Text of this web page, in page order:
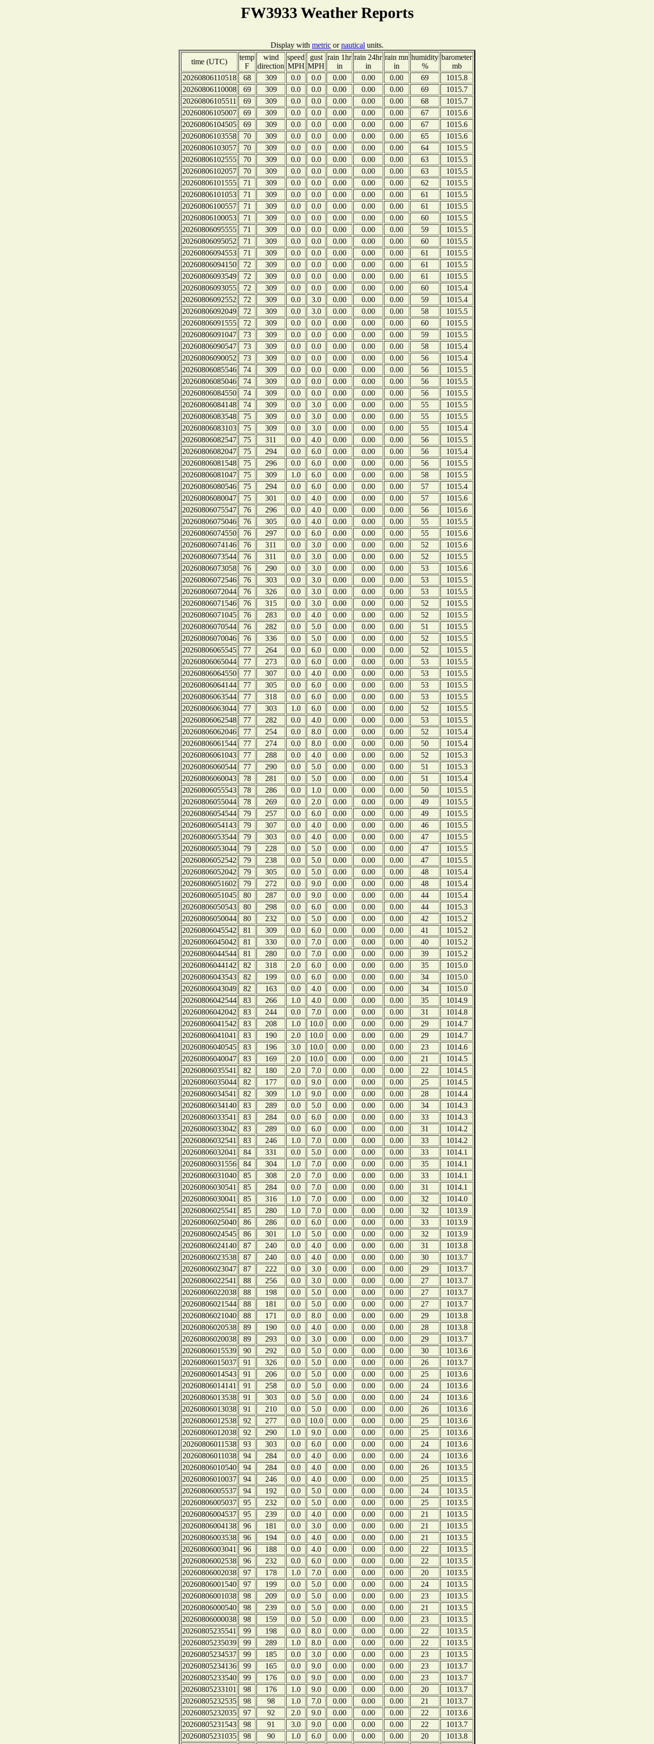
FW3933 Weather Reports
Display with metric ornautical units.
time (UTC)
temp
F
wind
direction
speed
MPH
gust
MPH
rain 1hr
in
rain 24hr
in
rain mn
in
humidity
%
barometer
mb
20260806110518
68 309 0.0 0.0 0.00 0.00 0.00 69
1015.8
20260806110008
69 309 0.0 0.0 0.00 0.00 0.00 69
1015.7
20260806105511
69 309 0.0 0.0 0.00 0.00 0.00 68
1015.7
20260806105007
69 309 0.0 0.0 0.00 0.00 0.00 67
1015.6
20260806104505
69 309 0.0 0.0 0.00 0.00 0.00 67
1015.6
20260806103558
70 309 0.0 0.0 0.00 0.00 0.00 65
1015.6
20260806103057
70 309 0.0 0.0 0.00 0.00 0.00 64
1015.5
20260806102555
70 309 0.0 0.0 0.00 0.00 0.00 63
1015.5
20260806102057
70 309 0.0 0.0 0.00 0.00 0.00 63
1015.5
20260806101555
71 309 0.0 0.0 0.00 0.00 0.00 62
1015.5
20260806101053
71 309 0.0 0.0 0.00 0.00 0.00 61
1015.5
20260806100557
71 309 0.0 0.0 0.00 0.00 0.00 61
1015.5
20260806100053
71 309 0.0 0.0 0.00 0.00 0.00 60
1015.5
20260806095555
71 309 0.0 0.0 0.00 0.00 0.00 59
1015.5
20260806095052
71 309 0.0 0.0 0.00 0.00 0.00 60
1015.5
20260806094553
71 309 0.0 0.0 0.00 0.00 0.00 61
1015.5
20260806094150
72 309 0.0 0.0 0.00 0.00 0.00 61
1015.5
20260806093549
72 309 0.0 0.0 0.00 0.00 0.00 61
1015.5
20260806093055
72 309 0.0 0.0 0.00 0.00 0.00 60
1015.4
20260806092552
72 309 0.0 3.0 0.00 0.00 0.00 59
1015.4
20260806092049
72 309 0.0 3.0 0.00 0.00 0.00 58
1015.5
20260806091555
72 309 0.0 0.0 0.00 0.00 0.00 60
1015.5
20260806091047
73 309 0.0 0.0 0.00 0.00 0.00 59
1015.5
20260806090547
73 309 0.0 0.0 0.00 0.00 0.00 58
1015.4
20260806090052
73 309 0.0 0.0 0.00 0.00 0.00 56
1015.4
20260806085546
74 309 0.0 0.0 0.00 0.00 0.00 56
1015.5
20260806085046
74 309 0.0 0.0 0.00 0.00 0.00 56
1015.5
20260806084550
74 309 0.0 0.0 0.00 0.00 0.00 56
1015.5
20260806084148
74 309 0.0 3.0 0.00 0.00 0.00 55
1015.5
20260806083548
75 309 0.0 3.0 0.00 0.00 0.00 55
1015.5
20260806083103
75 309 0.0 3.0 0.00 0.00 0.00 55
1015.4
20260806082547
75 311 0.0 4.0 0.00 0.00 0.00 56
1015.5
20260806082047
75 294 0.0 6.0 0.00 0.00 0.00 56
1015.4
20260806081548
75 296 0.0 6.0 0.00 0.00 0.00 56
1015.5
20260806081047
75 309 1.0 6.0 0.00 0.00 0.00 58
1015.5
20260806080546
75 294 0.0 6.0 0.00 0.00 0.00 57
1015.4
20260806080047
75 301 0.0 4.0 0.00 0.00 0.00 57
1015.6
20260806075547
76 296 0.0 4.0 0.00 0.00 0.00 56
1015.6
20260806075046
76 305 0.0 4.0 0.00 0.00 0.00 55
1015.5
20260806074550
76 297 0.0 6.0 0.00 0.00 0.00 55
1015.6
20260806074146
76 311 0.0 3.0 0.00 0.00 0.00 52
1015.6
20260806073544
76 311 0.0 3.0 0.00 0.00 0.00 52
1015.5
20260806073058
76 290 0.0 3.0 0.00 0.00 0.00 53
1015.6
20260806072546
76 303 0.0 3.0 0.00 0.00 0.00 53
1015.5
20260806072044
76 326 0.0 3.0 0.00 0.00 0.00 53
1015.5
20260806071546
76 315 0.0 3.0 0.00 0.00 0.00 52
1015.5
20260806071045
76 283 0.0 4.0 0.00 0.00 0.00 52
1015.5
20260806070544
76 282 0.0 5.0 0.00 0.00 0.00 51
1015.5
20260806070046
76 336 0.0 5.0 0.00 0.00 0.00 52
1015.5
20260806065545
77 264 0.0 6.0 0.00 0.00 0.00 52
1015.5
20260806065044
77 273 0.0 6.0 0.00 0.00 0.00 53
1015.5
20260806064550
77 307 0.0 4.0 0.00 0.00 0.00 53
1015.5
20260806064144
77 305 0.0 6.0 0.00 0.00 0.00 53
1015.5
20260806063544
77 318 0.0 6.0 0.00 0.00 0.00 53
1015.5
20260806063044
77 303 1.0 6.0 0.00 0.00 0.00 52
1015.5
20260806062548
77 282 0.0 4.0 0.00 0.00 0.00 53
1015.5
20260806062046
77 254 0.0 8.0 0.00 0.00 0.00 52
1015.4
20260806061544
77 274 0.0 8.0 0.00 0.00 0.00 50
1015.4
20260806061043
77 288 0.0 4.0 0.00 0.00 0.00 52
1015.3
20260806060544
77 290 0.0 5.0 0.00 0.00 0.00 51
1015.3
20260806060043
78 281 0.0 5.0 0.00 0.00 0.00 51
1015.4
20260806055543
78 286 0.0 1.0 0.00 0.00 0.00 50
1015.5
20260806055044
78 269 0.0 2.0 0.00 0.00 0.00 49
1015.5
20260806054544
79 257 0.0 6.0 0.00 0.00 0.00 49
1015.5
20260806054143
79 307 0.0 4.0 0.00 0.00 0.00 46
1015.5
20260806053544
79 303 0.0 4.0 0.00 0.00 0.00 47
1015.5
20260806053044
79 228 0.0 5.0 0.00 0.00 0.00 47
1015.5
20260806052542
79 238 0.0 5.0 0.00 0.00 0.00 47
1015.5
20260806052042
79 305 0.0 5.0 0.00 0.00 0.00 48
1015.4
20260806051602
79 272 0.0 9.0 0.00 0.00 0.00 48
1015.4
20260806051045
80 287 0.0 9.0 0.00 0.00 0.00 44
1015.4
20260806050543
80 298 0.0 6.0 0.00 0.00 0.00 44
1015.3
20260806050044
80 232 0.0 5.0 0.00 0.00 0.00 42
1015.2
20260806045542
81 309 0.0 6.0 0.00 0.00 0.00 41
1015.2
20260806045042
81 330 0.0 7.0 0.00 0.00 0.00 40
1015.2
20260806044544
81 280 0.0 7.0 0.00 0.00 0.00 39
1015.2
20260806044142
82 318 2.0 6.0 0.00 0.00 0.00 35
1015.0
20260806043543
82 199 0.0 6.0 0.00 0.00 0.00 34
1015.0
20260806043049
82 163 0.0 4.0 0.00 0.00 0.00 34
1015.0
20260806042544
83 266 1.0 4.0 0.00 0.00 0.00 35
1014.9
20260806042042
83 244 0.0 7.0 0.00 0.00 0.00 31
1014.8
20260806041542
83 208 1.0 10.0 0.00 0.00 0.00 29
1014.7
20260806041041
83 190 2.0 10.0 0.00 0.00 0.00 29
1014.7
20260806040545
83 196 3.0 10.0 0.00 0.00 0.00 23
1014.6
20260806040047
83 169 2.0 10.0 0.00 0.00 0.00 21
1014.5
20260806035541
82 180 2.0 7.0 0.00 0.00 0.00 22
1014.5
20260806035044
82 177 0.0 9.0 0.00 0.00 0.00 25
1014.5
20260806034541
82 309 1.0 9.0 0.00 0.00 0.00 28
1014.4
20260806034140
83 289 0.0 5.0 0.00 0.00 0.00 34
1014.3
20260806033541
83 284 0.0 6.0 0.00 0.00 0.00 33
1014.3
20260806033042
83 289 0.0 6.0 0.00 0.00 0.00 31
1014.2
20260806032541
83 246 1.0 7.0 0.00 0.00 0.00 33
1014.2
20260806032041
84 331 0.0 5.0 0.00 0.00 0.00 33
1014.1
20260806031556
84 304 1.0 7.0 0.00 0.00 0.00 35
1014.1
20260806031040
85 308 2.0 7.0 0.00 0.00 0.00 33
1014.1
20260806030541
85 284 0.0 7.0 0.00 0.00 0.00 31
1014.1
20260806030041
85 316 1.0 7.0 0.00 0.00 0.00 32
1014.0
20260806025541
85 280 1.0 7.0 0.00 0.00 0.00 32
1013.9
20260806025040
86 286 0.0 6.0 0.00 0.00 0.00 33
1013.9
20260806024545
86 301 1.0 5.0 0.00 0.00 0.00 32
1013.9
20260806024140
87 240 0.0 4.0 0.00 0.00 0.00 31
1013.8
20260806023538
87 240 0.0 4.0 0.00 0.00 0.00 30
1013.7
20260806023047
87 222 0.0 3.0 0.00 0.00 0.00 29
1013.7
20260806022541
88 256 0.0 3.0 0.00 0.00 0.00 27
1013.7
20260806022038
88 198 0.0 5.0 0.00 0.00 0.00 27
1013.7
20260806021544
88 181 0.0 5.0 0.00 0.00 0.00 27
1013.7
20260806021040
88 171 0.0 8.0 0.00 0.00 0.00 29
1013.8
20260806020538
89 190 0.0 4.0 0.00 0.00 0.00 28
1013.8
20260806020038
89 293 0.0 3.0 0.00 0.00 0.00 29
1013.7
20260806015539
90 292 0.0 5.0 0.00 0.00 0.00 30
1013.6
20260806015037
91 326 0.0 5.0 0.00 0.00 0.00 26
1013.7
20260806014543
91 206 0.0 5.0 0.00 0.00 0.00 25
1013.6
20260806014141
91 258 0.0 5.0 0.00 0.00 0.00 24
1013.6
20260806013538
91 303 0.0 5.0 0.00 0.00 0.00 24
1013.6
20260806013038
91 210 0.0 5.0 0.00 0.00 0.00 26
1013.6
20260806012538
92 277 0.0 10.0 0.00 0.00 0.00 25
1013.6
20260806012038
92 290 1.0 9.0 0.00 0.00 0.00 25
1013.6
20260806011538
93 303 0.0 6.0 0.00 0.00 0.00 24
1013.6
20260806011038
94 284 0.0 4.0 0.00 0.00 0.00 24
1013.6
20260806010540
94 284 0.0 4.0 0.00 0.00 0.00 26
1013.5
20260806010037
94 246 0.0 4.0 0.00 0.00 0.00 25
1013.5
20260806005537
94 192 0.0 5.0 0.00 0.00 0.00 24
1013.5
20260806005037
95 232 0.0 5.0 0.00 0.00 0.00 25
1013.5
20260806004537
95 239 0.0 4.0 0.00 0.00 0.00 21
1013.5
20260806004138
96 181 0.0 3.0 0.00 0.00 0.00 21
1013.5
20260806003538
96 194 0.0 4.0 0.00 0.00 0.00 21
1013.5
20260806003041
96 188 0.0 4.0 0.00 0.00 0.00 22
1013.5
20260806002538
96 232 0.0 6.0 0.00 0.00 0.00 22
1013.5
20260806002038
97 178 1.0 7.0 0.00 0.00 0.00 20
1013.5
20260806001540
97 199 0.0 5.0 0.00 0.00 0.00 24
1013.5
20260806001038
98 209 0.0 5.0 0.00 0.00 0.00 23
1013.5
20260806000540
98 239 0.0 5.0 0.00 0.00 0.00 21
1013.5
20260806000038
98 159 0.0 5.0 0.00 0.00 0.00 23
1013.5
20260805235541
99 198 0.0 8.0 0.00 0.00 0.00 22
1013.5
20260805235039
99 289 1.0 8.0 0.00 0.00 0.00 22
1013.5
20260805234537
99 185 0.0 3.0 0.00 0.00 0.00 23
1013.5
20260805234136
99 165 0.0 9.0 0.00 0.00 0.00 23
1013.7
20260805233540
99 176 0.0 9.0 0.00 0.00 0.00 23
1013.7
20260805233101
98 176 1.0 9.0 0.00 0.00 0.00 20
1013.7
20260805232535
98 98 1.0 7.0 0.00 0.00 0.00 21
1013.7
20260805232035
97 92 2.0 9.0 0.00 0.00 0.00 22
1013.6
20260805231543
98 91 3.0 9.0 0.00 0.00 0.00 22
1013.7
20260805231035
98 90 1.0 6.0 0.00 0.00 0.00 20
1013.8